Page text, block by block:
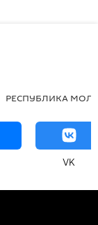
РЕСПУБЛИКА
VK